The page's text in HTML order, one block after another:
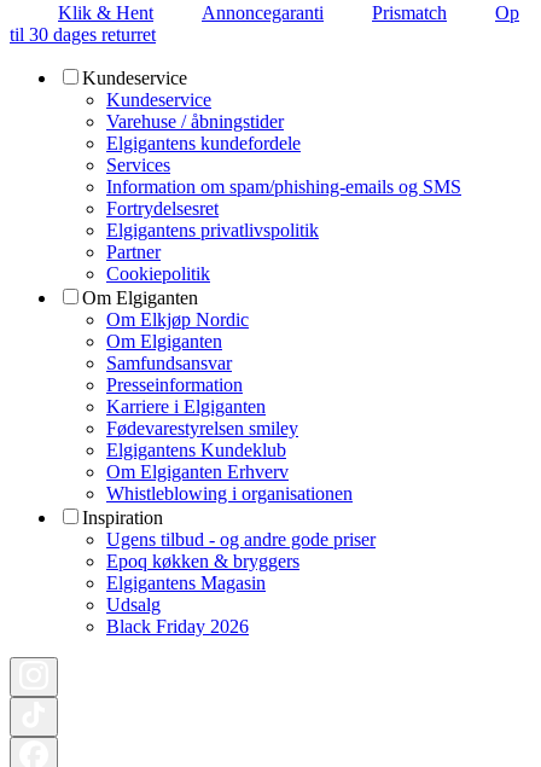
Klik & Hent Annoncegaranti Prismatch
Op
til 30 dages returret
Kundeservice
Kundeservice
Varehuse / åbningstider
Elgigantens kundefordele
Services
Information om spam/phishing-emails og SMS
Fortrydelsesret
Elgigantens privatlivspolitik
Partner
Cookiepolitik
Om Elgiganten
Om Elkjøp Nordic
Om Elgiganten
Samfundsansvar
Presseinformation
Karriere i Elgiganten
Fødevarestyrelsen smiley
Elgigantens Kundeklub
Om Elgiganten Erhverv
Whistleblowing i organisationen
Inspiration
Ugens tilbud - og andre gode priser
Epoq køkken & bryggers
Elgigantens Magasin
Udsalg
Black Friday 2026